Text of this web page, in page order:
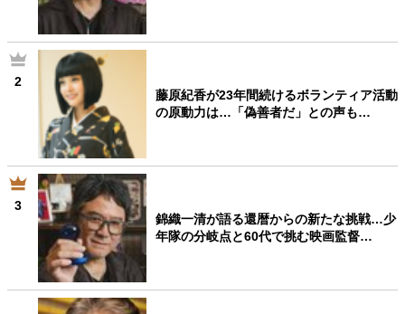
2
藤原紀香が23年間続けるボランティア活動
の原動力は…「偽善者だ」との声も…
3
錦織一清が語る還暦からの新たな挑戦…少
年隊の分岐点と60代で挑む映画監督…